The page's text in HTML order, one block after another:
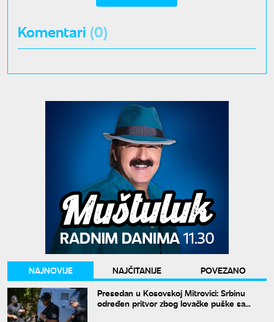
Komentari (0)
NAJNOVIJE NAJČITANIJE
POVEZANO
Presedan u Kosovskoj Mitrovici: Srbinu
određen pritvor zbog lovačke puške sa